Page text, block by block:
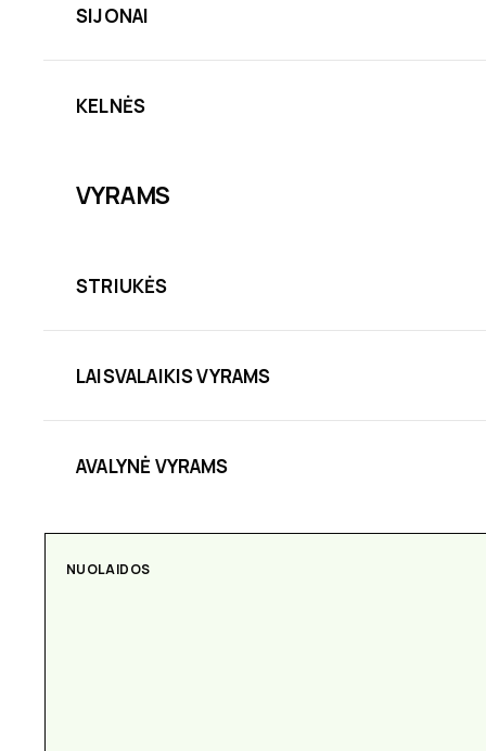
SIJONAI
KELNĖS
VYRAMS
STRIUKĖS
LAISVALAIKIS VYRAMS
AVALYNĖ VYRAMS
NUOLAIDOS